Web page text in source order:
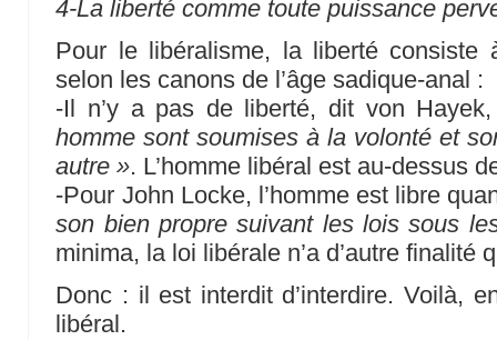
4-La liberté comme toute puissance
Pour le libéralisme, la liberté consiste
selon les canons de l’âge sadique-anal :
-Il n’y a pas de liberté, dit von
homme sont soumises à la volonté et
autre ». L’homme libéral est au-dessus
-Pour John Locke, l’homme est libre
son bien propre suivant les lois sous
minima, la loi libérale n’a d’autre finalité
Donc : il est interdit d’interdire. Voilà,
libéral.